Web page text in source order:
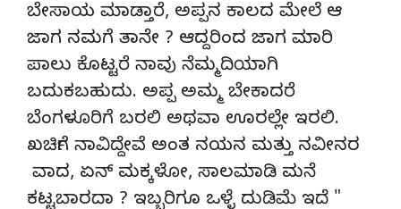
ಬೇಸಾಯ ಮಾಡ್ತಾರೆ, ಅಪ್ಪನ ಕಾಲದ ಮೇಲೆ ಆ
ಜಾಗ ನಮಗೆ ತಾನೇ ? ಆದ್ದರಿಂದ ಜಾಗ ಮಾರಿ
ಪಾಲು ಕೊಟ್ಟರೆ ನಾವು ನೆಮ್ಮದಿಯಾಗಿ
ಬದುಕಬಹುದು. ಅಪ್ಪ ಅಮ್ಮ ಬೇಕಾದರೆ
ಬೆಂಗಳೂರಿಗೆ ಬರಲಿ ಅಥವಾ ಊರಲ್ಲೇ ಇರಲಿ.
ಖರ್ಚಿಗೆ ನಾವಿದ್ದೇವೆ ಅಂತ ನಯನ ಮತ್ತು ನವೀನರ
ವಾದ, ಏನ್ ಮಕ್ಕಳೋ, ಸಾಲಮಾಡಿ ಮನೆ
ಕಟ್ಟಬಾರದಾ ? ಇಬ್ಬರಿಗೂ ಒಳ್ಳೆ ದುಡಿಮೆ ಇದೆ "